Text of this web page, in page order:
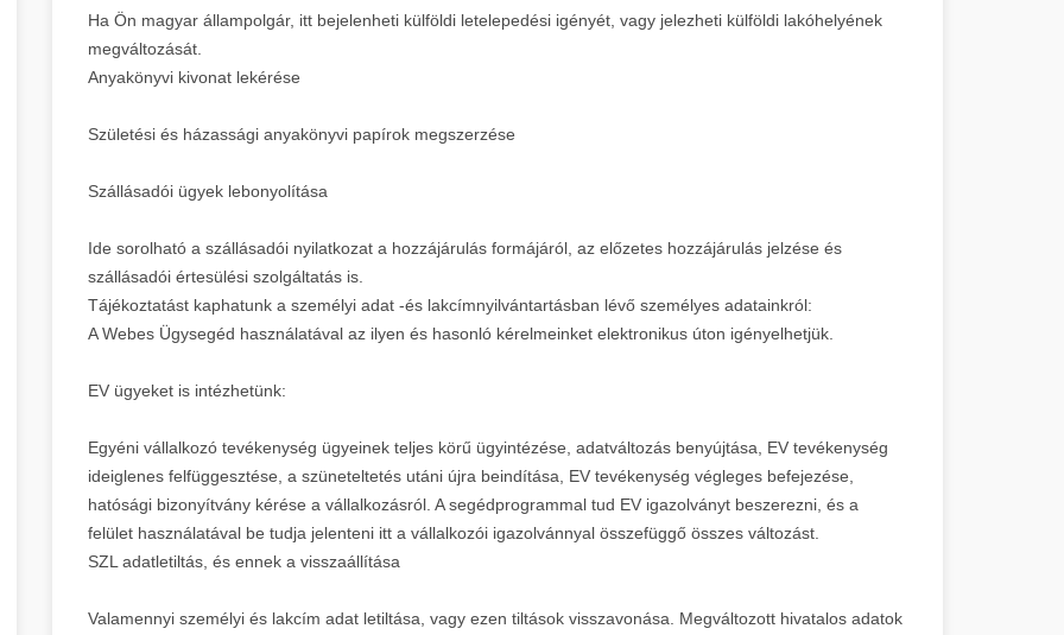
Ha Ön magyar állampolgár, itt bejelenheti külföldi letelepedési igényét, vagy jelezheti külföldi lakóhelyének
megváltozását.
Anyakönyvi kivonat lekérése
Születési és házassági anyakönyvi papírok megszerzése
Szállásadói ügyek lebonyolítása
Ide sorolható a szállásadói nyilatkozat a hozzájárulás formájáról, az előzetes hozzájárulás jelzése és
szállásadói értesülési szolgáltatás is.
Tájékoztatást kaphatunk a személyi adat -és lakcímnyilvántartásban lévő személyes adatainkról:
A Webes Ügysegéd használatával az ilyen és hasonló kérelmeinket elektronikus úton igényelhetjük.
EV ügyeket is intézhetünk:
Egyéni vállalkozó tevékenység ügyeinek teljes körű ügyintézése, adatváltozás benyújtása, EV tevékenység
ideiglenes felfüggesztése, a szüneteltetés utáni újra beindítása, EV tevékenység végleges befejezése,
hatósági bizonyítvány kérése a vállalkozásról. A segédprogrammal tud EV igazolványt beszerezni, és a
felület használatával be tudja jelenteni itt a vállalkozói igazolvánnyal összefüggő összes változást.
SZL adatletiltás, és ennek a visszaállítása
Valamennyi személyi és lakcím adat letiltása, vagy ezen tiltások visszavonása. Megváltozott hivatalos adatok